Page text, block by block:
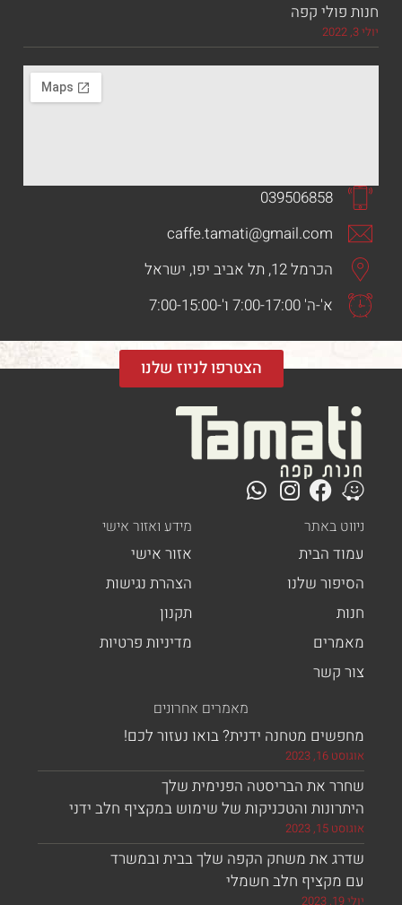
קפה
039506858
caffe.tamati@gmail.com
הכרמל 12, תל אביב יפו, ישראל
א'-ה' 7:00-17:00 ו'-7:00-15:00
הצטרפו לניוז שלנו
באתר
הבית
שלנו
מידע ואזור אישי
אזור אישי
הצהרת נגישות
מדיניות פרטיות
מאמרים אחרונים
מטחנה ידנית? בואו נעזור לכם!
את הבריסטה הפנימית שלך
והטכניקות של שימוש במקציף חלב ידני
את משחק הקפה שלך בבית ובמשרד
חלב חשמלי